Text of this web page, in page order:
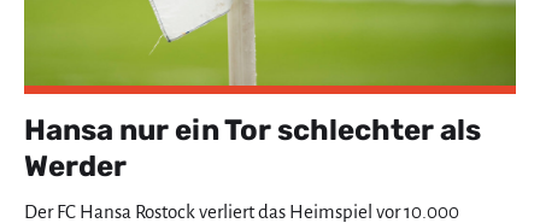
Hansa nur ein Tor schlechter als
Werder
Der FC Hansa Rostock verliert das Heimspiel vor 10.000